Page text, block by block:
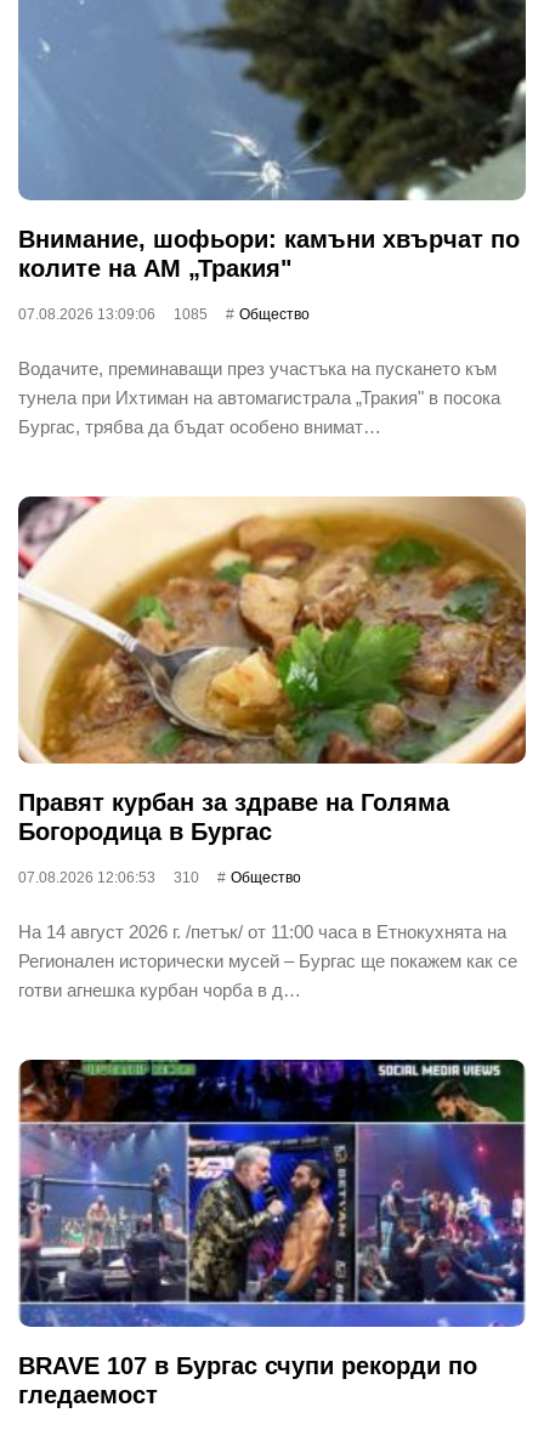
Внимание, шофьори: камъни хвърчат по
колите на АМ „Тракия"
07.08.2026 13:09:06 1085 Общество
Водачите, преминаващи през участъка на пускането към
тунела при Ихтиман на автомагистрала „Тракия" в посока
Бургас, трябва да бъдат особено внимат…
Правят курбан за здраве на Голяма
Богородица в Бургас
07.08.2026 12:06:53 310 Общество
На 14 август 2026 г. /петък/ от 11:00 часа в Етнокухнята на
Регионален исторически мусей – Бургас ще покажем как се
готви агнешка курбан чорба в д…
BRAVE 107 в Бургас счупи рекорди по
гледаемост